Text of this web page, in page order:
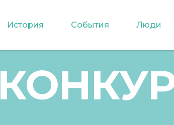
История События Люди